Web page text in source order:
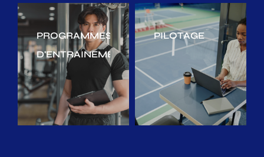
PROGRAMMES
D'ENTRAINEMENT
PILOTAGE